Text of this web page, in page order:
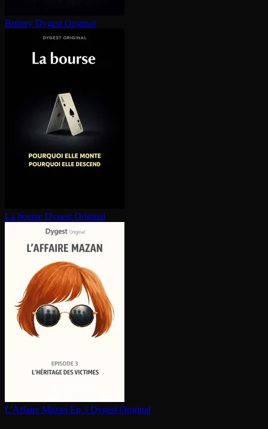
Britney Dygest Original
La bourse Dygest Original
L'Affaire Mazan Ep.3 Dygest Original